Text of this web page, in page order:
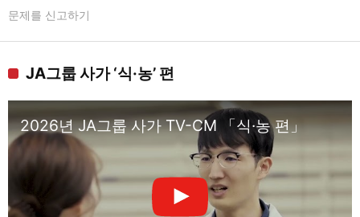
문제를 신고하기
JA그룹 사가 ‘식·농’ 편
2026년 JA그룹 사가 TV-CM 「식·농 편」